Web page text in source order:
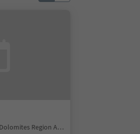
La Villa/La Villa, Badia, Dolomites Region Alta Badia